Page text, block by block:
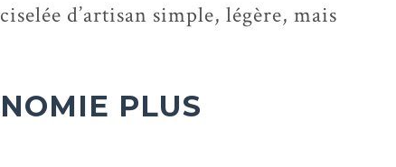
d’artisan simple, légère, mais
PLUS